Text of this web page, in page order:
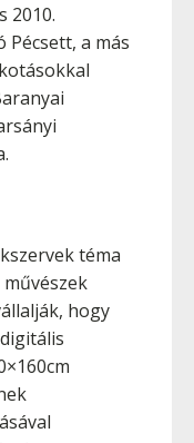
2010.
a más
téma
hogy